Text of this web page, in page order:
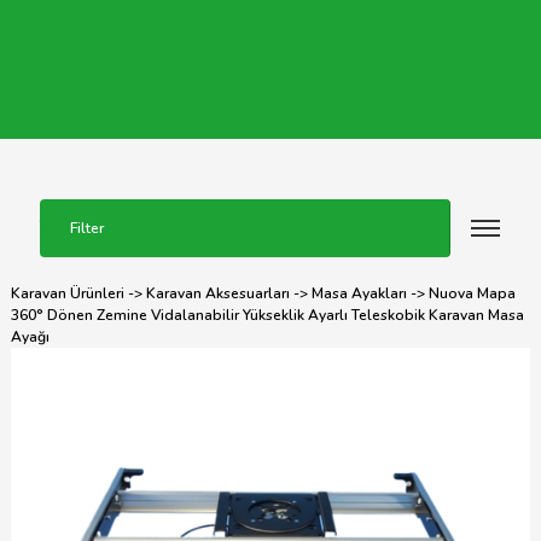
Filter
Karavan Ürünleri ->Karavan Aksesuarları ->Masa Ayakları -> Nuova Mapa
360° Dönen Zemine Vidalanabilir Yükseklik Ayarlı Teleskobik Karavan Masa
Ayağı